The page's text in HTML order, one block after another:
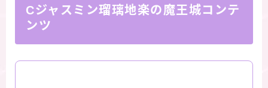
Cジャスミン瑠璃地楽の魔王城コンテ
ンツ